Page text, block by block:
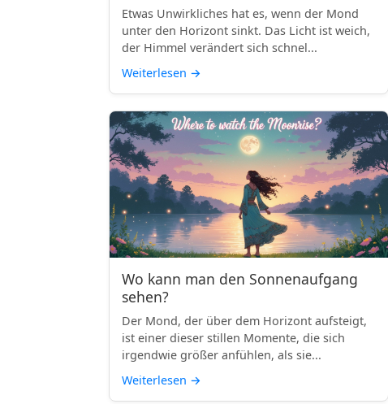
Etwas Unwirkliches hat es, wenn der Mond
unter den Horizont sinkt. Das Licht ist weich,
der Himmel verändert sich schnel...
Weiterlesen →
Wo kann man den Sonnenaufgang
sehen?
Der Mond, der über dem Horizont aufsteigt,
ist einer dieser stillen Momente, die sich
irgendwie größer anfühlen, als sie...
Weiterlesen →